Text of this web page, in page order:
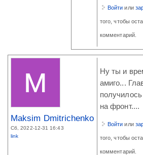
Войти или
того, чтобы
комментарий.
Maksim Dmitrichenko
Сб, 2022-12-31 16:43
link
Ну ты и
амиго...
получилось
на фронт....
Войти или
того, чтобы
комментарий.